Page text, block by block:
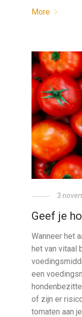
More
3
Geef je
Wanneer het
het van vitaal
een
of zijn er
tomaten aan